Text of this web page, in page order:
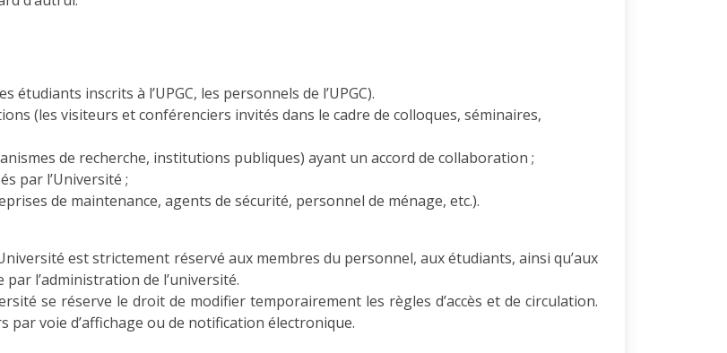
inscrits à l’UPGC, les personnels de l’UPGC).
(les visiteurs et conférenciers invités dans le cadre de colloques, séminaires,
de recherche, institutions publiques) ayant un accord de collaboration ;
par l’Université ;
de maintenance, agents de sécurité, personnel de ménage, etc.).
est strictement réservé aux membres du personnel, aux étudiants, ainsi qu’aux
l’administration de l’université.
se réserve le droit de modifier temporairement les règles d’accès et de circulation.
voie d’affichage ou de notification électronique.